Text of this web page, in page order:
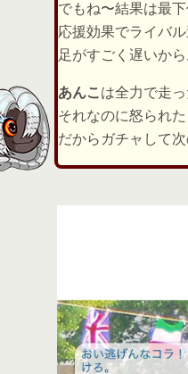
でもね〜結果は最
応援効果でライバ
足がすごく遅いから
あんこ は全力で走っ
それなのに怒られ
だからガチャして